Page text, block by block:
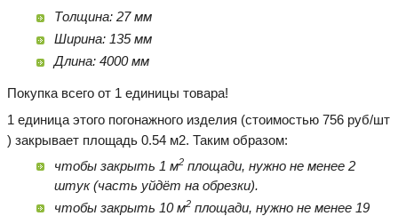
Толщина: 27 мм
Ширина: 135 мм
Длина: 4000 мм
Покупка всего от 1 единицы товара!
1 единица этого погонажного изделия (стоимостью 756 руб/шт
) закрывает площадь 0.54 м2. Таким образом:
чтобы закрыть 1 м2площади, нужно не менее 2
штук (часть уйдёт на обрезки).
чтобы закрыть 10 м2площади, нужно не менее 19